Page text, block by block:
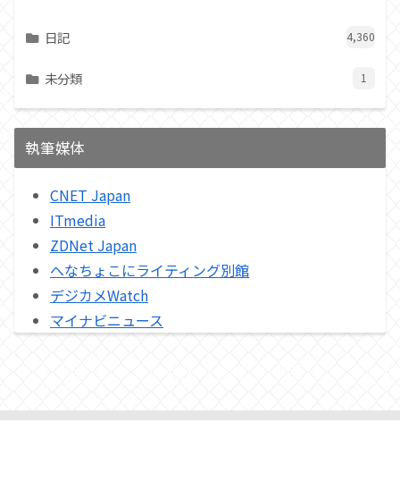
日記 4,360
未分類 1
執筆媒体
CNET Japan
ITmedia
ZDNet Japan
へなちょこにライティング別館
デジカメWatch
マイナビニュース